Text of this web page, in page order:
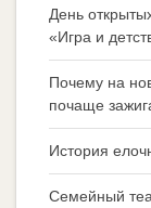
День
«Игра и
Почему на
почаще
История
Семейный